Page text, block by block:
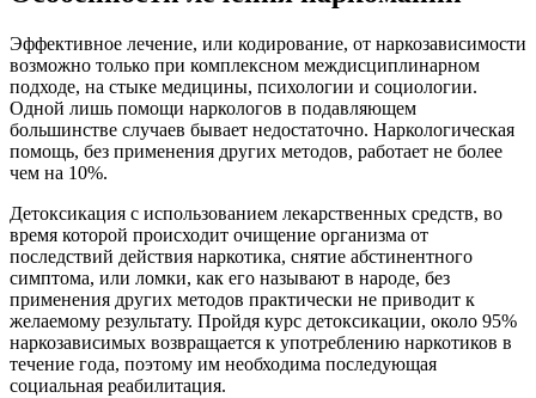
Эффективное лечение, или кодирование, от наркозависимости
возможно только при комплексном междисциплинарном
подходе, на стыке медицины, психологии и социологии.
Одной лишь помощи наркологов в подавляющем
большинстве случаев бывает недостаточно. Наркологическая
помощь, без применения других методов, работает не более
чем на 10%.
Детоксикация с использованием лекарственных средств, во
время которой происходит очищение организма от
последствий действия наркотика, снятие абстинентного
симптома, или ломки, как его называют в народе, без
применения других методов практически не приводит к
желаемому результату. Пройдя курс детоксикации, около 95%
наркозависимых возвращается к употреблению наркотиков в
течение года, поэтому им необходима последующая
социальная реабилитация.